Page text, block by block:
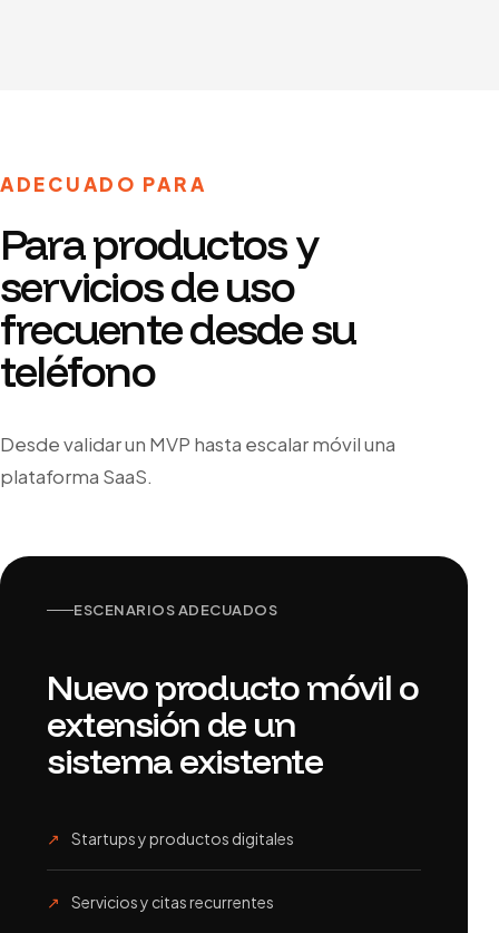
ADECUADO PARA
Para productos y
servicios de uso
frecuente desde su
teléfono
Desde validar un MVP hasta escalar móvil una
plataforma SaaS.
ESCENARIOS ADECUADOS
Nuevo producto móvil o
extensión de un
sistema existente
Startups y productos digitales
Servicios y citas recurrentes